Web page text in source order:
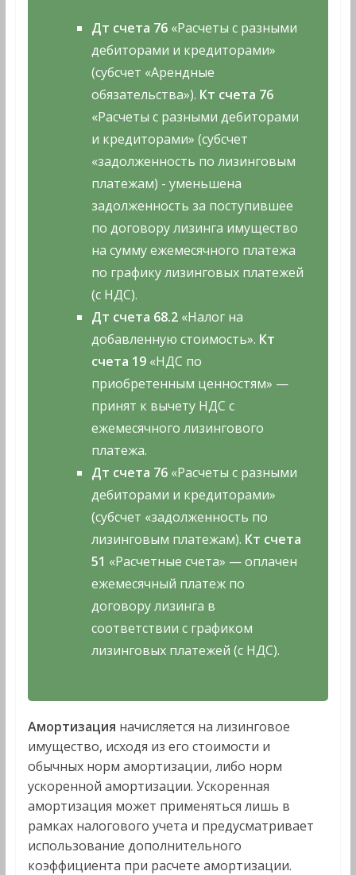
Дт счета 76 «Расчеты с разными
дебиторами и кредиторами»
(субсчет «Арендные
обязательства»). Кт счета 76
«Расчеты с разными дебиторами
и кредиторами» (субсчет
«задолженность по лизинговым
платежам) - уменьшена
задолженность за поступившее
по договору лизинга имущество
на сумму ежемесячного платежа
по графику лизинговых платежей
(с НДС).
Дт счета 68.2 «Налог на
добавленную стоимость». Кт
счета 19 «НДС по
приобретенным ценностям» —
принят к вычету НДС с
ежемесячного лизингового
платежа.
Дт счета 76 «Расчеты с разными
дебиторами и кредиторами»
(субсчет «задолженность по
лизинговым платежам). Кт счета
51 «Расчетные счета» — оплачен
ежемесячный платеж по
договору лизинга в
соответствии с графиком
лизинговых платежей (с НДС).
Амортизация начисляется на лизинговое
имущество, исходя из его стоимости и
обычных норм амортизации, либо норм
ускоренной амортизации. Ускоренная
амортизация может применяться лишь в
рамках налогового учета и предусматривает
использование дополнительного
коэффициента при расчете амортизации.